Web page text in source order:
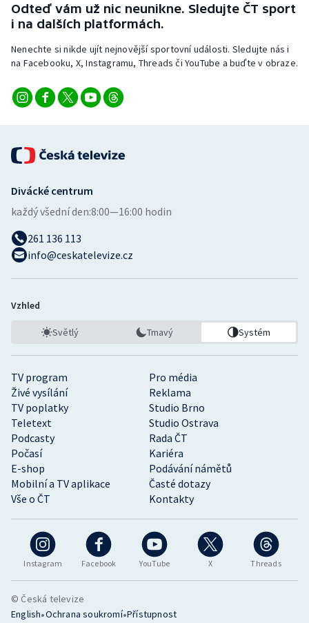
Odteď vám už nic neunikne. Sledujte ČT sport
i na dalších platformách.
Nenechte si nikde ujít nejnovější sportovní události. Sledujte nás i
na Facebooku, X, Instagramu, Threads či YouTube a buďte v obraze.
Instagram Facebook YouTube X Threads
TV program
Pro média
Živé vysílání
Reklama
TV poplatky
Studio Brno
Teletext
Studio Ostrava
Podcasty
Rada ČT
Počasí
Kariéra
E-shop
Podávání námětů
Mobilní a TV aplikace
Časté dotazy
Vše o ČT
Kontakty
Divácké centrum
každý všední den:8:00—16:00 hodin
261 136 113
info@ceskatelevize.cz
Vzhled
Světlý Tmavý Systém
© Česká televize
English•Ochrana soukromí•Přístupnost